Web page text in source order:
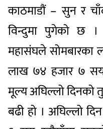
काठमाडौं – सुन र
विन्दुमा पुगेको छ ।
महासंघले सोमबारका
लाख ७४ हजार ७
मूल्य अघिल्लो दिनको
बढी हो । अघिल्लो